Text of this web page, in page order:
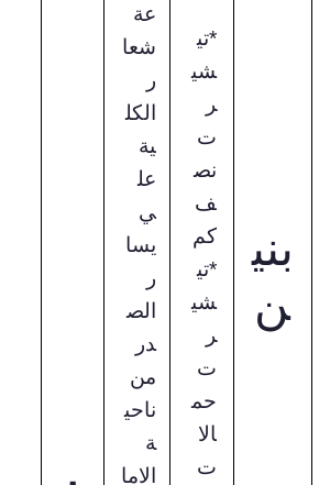
بني
ن
*تي
شي
ر
ت
نص
ف
كم
*تي
شي
ر
ت
حم
الا
ت
عة
شعا
ر
الكل
ية
عل
ي
يسا
ر
الص
در
من
ناحي
ة
الاما